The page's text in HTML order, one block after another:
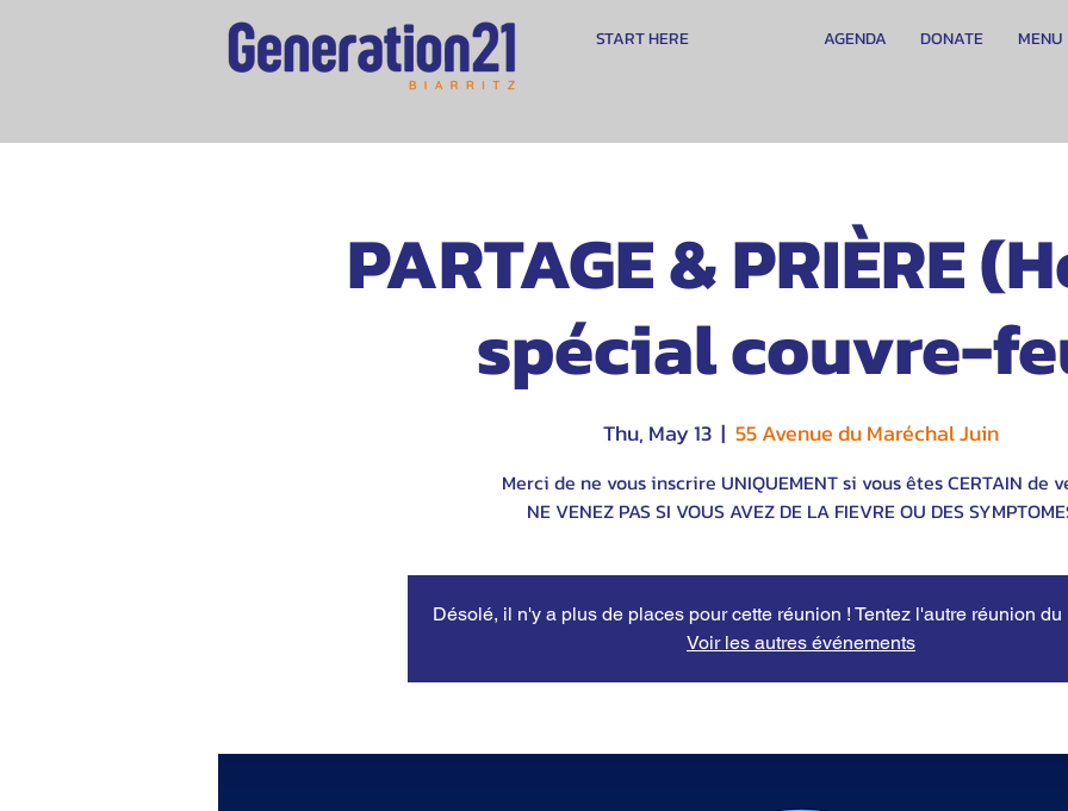
START HERE DONATE MENU
AGENDA
PARTAGE & PRIÈRE
spécial couvre-
Thu, May 13
  |
55 Avenue du Maréchal Juin
Merci de ne vous inscrire UNIQUEMENT si vous êtes CERTAIN de
NE VENEZ PAS SI VOUS AVEZ DE LA FIEVRE OU DES
Désolé, il n'y a plus de places pour cette réunion ! Tentez l'autre réunion du
Voir les autres événements